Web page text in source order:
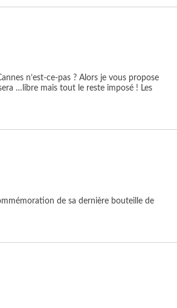
n’est-ce-pas ? Alors je vous propose
…libre mais tout le reste imposé ! Les
de sa dernière bouteille de